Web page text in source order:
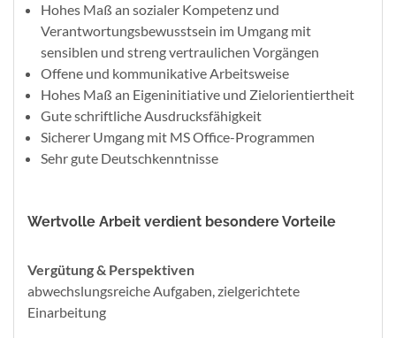
Hohes Maß an sozialer Kompetenz und
Verantwortungsbewusstsein im Umgang mit
sensiblen und streng vertraulichen Vorgängen
Offene und kommunikative Arbeitsweise
Hohes Maß an Eigeninitiative und Zielorientiertheit
Gute schriftliche Ausdrucksfähigkeit
Sicherer Umgang mit MS Office-Programmen
Sehr gute Deutschkenntnisse
Wertvolle Arbeit verdient besondere Vorteile
Vergütung & Perspektiven
abwechslungsreiche Aufgaben, zielgerichtete
Einarbeitung